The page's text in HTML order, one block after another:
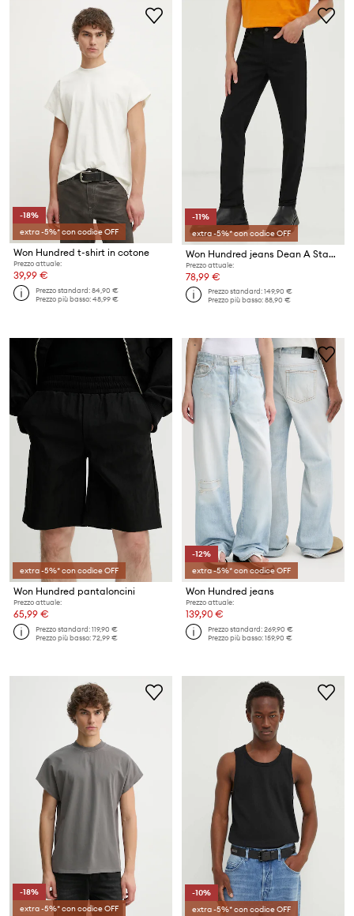
-18%
extra -5%* con codice OFF
Won Hundred t-shirt in cotone
Prezzo attuale:
39,99 €
Prezzo standard:84,90 €
Prezzo più basso:48,99 €
-11%
extra -5%* con codice OFF
Won Hundred jeans Dean A Stay Black
Prezzo attuale:
78,99 €
Prezzo standard:149,90 €
Prezzo più basso:88,90 €
extra -5%* con codice OFF
Won Hundred pantaloncini
Prezzo attuale:
65,99 €
Prezzo standard:119,90 €
Prezzo più basso:72,99 €
-12%
extra -5%* con codice OFF
Won Hundred jeans
Prezzo attuale:
139,90 €
Prezzo standard:269,90 €
Prezzo più basso:159,90 €
-18%
extra -5%* con codice OFF
-10%
extra -5%* con codice OFF